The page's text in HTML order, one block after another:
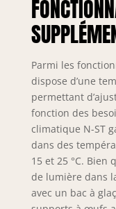
Parmi les
dispose d’une
permettant
fonction des
climatique N-ST
dans des
15 et 25 °C. Bien
de lumière dans
avec un bac à